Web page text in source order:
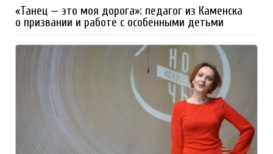
«Танец — это моя дорога»: педагог из Каменска
о призвании и работе с особенными детьми